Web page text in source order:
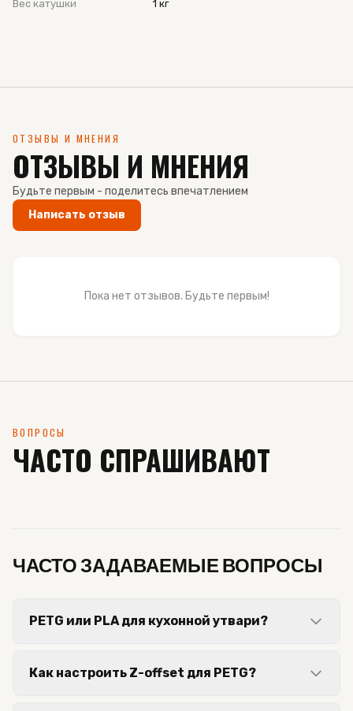
Вес катушки 1 кг
ОТЗЫВЫ И МНЕНИЯ
ОТЗЫВЫ И МНЕНИЯ
Будьте первым - поделитесь впечатлением
Написать отзыв
Пока нет отзывов. Будьте первым!
ВОПРОСЫ
ЧАСТО СПРАШИВАЮТ
ЧАСТО ЗАДАВАЕМЫЕ ВОПРОСЫ
PETG или PLA для кухонной утвари?
Как настроить Z-offset для PETG?